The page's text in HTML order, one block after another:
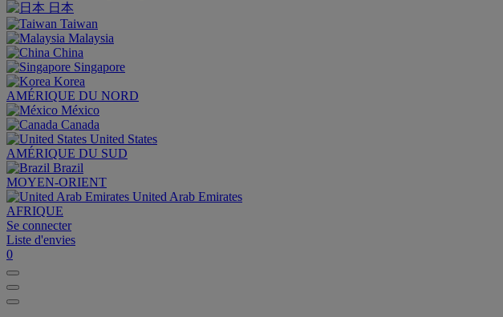
日本
Taiwan
Malaysia
China
Singapore
Korea
AMÉRIQUE DU NORD
México
Canada
United States
AMÉRIQUE DU SUD
Brazil
MOYEN-ORIENT
United Arab Emirates
AFRIQUE
Se connecter
Liste d'envies
0